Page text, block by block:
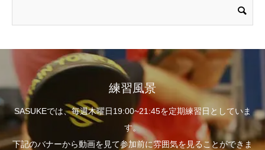
練習風景
SASUKEでは、毎週木曜日19:00~21:45を定期練習日としていま
す。
下記のバナーから動画を見て参加前に雰囲気を見ることができま